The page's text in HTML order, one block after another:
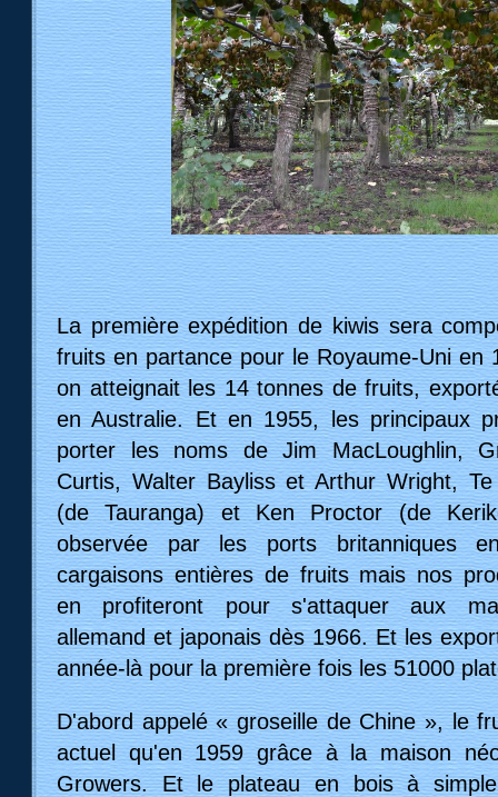
La première expédition de kiwis sera
fruits en partance pour le Royaume-Uni en
on atteignait les 14 tonnes de fruits,
en Australie. Et en 1955, les principaux
porter les noms de Jim MacLoughlin,
Curtis, Walter Bayliss et Arthur Wright,
(de Tauranga) et Ken Proctor (de
observée par les ports britanniques
cargaisons entières de fruits mais nos
en profiteront pour s'attaquer aux
allemand et japonais dès 1966. Et les
année-là pour la première fois les 51000
D'abord appelé « groseille de Chine », le
actuel qu'en 1959 grâce à la maison
Growers. Et le plateau en bois à